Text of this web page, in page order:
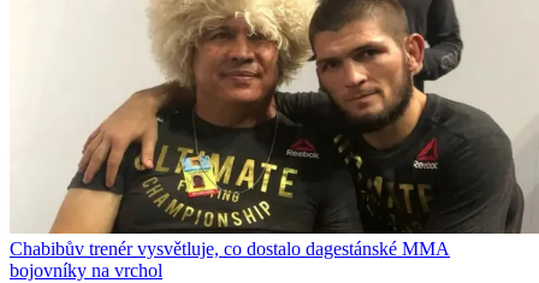
Chabibův trenér vysvětluje, co dostalo dagestánské MMA
bojovníky na vrchol